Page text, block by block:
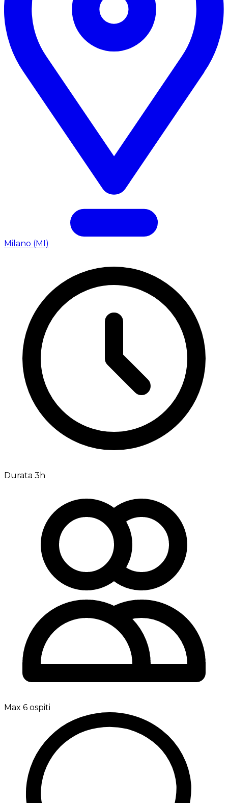
Milano (MI)
Durata 3h
Max 6 ospiti